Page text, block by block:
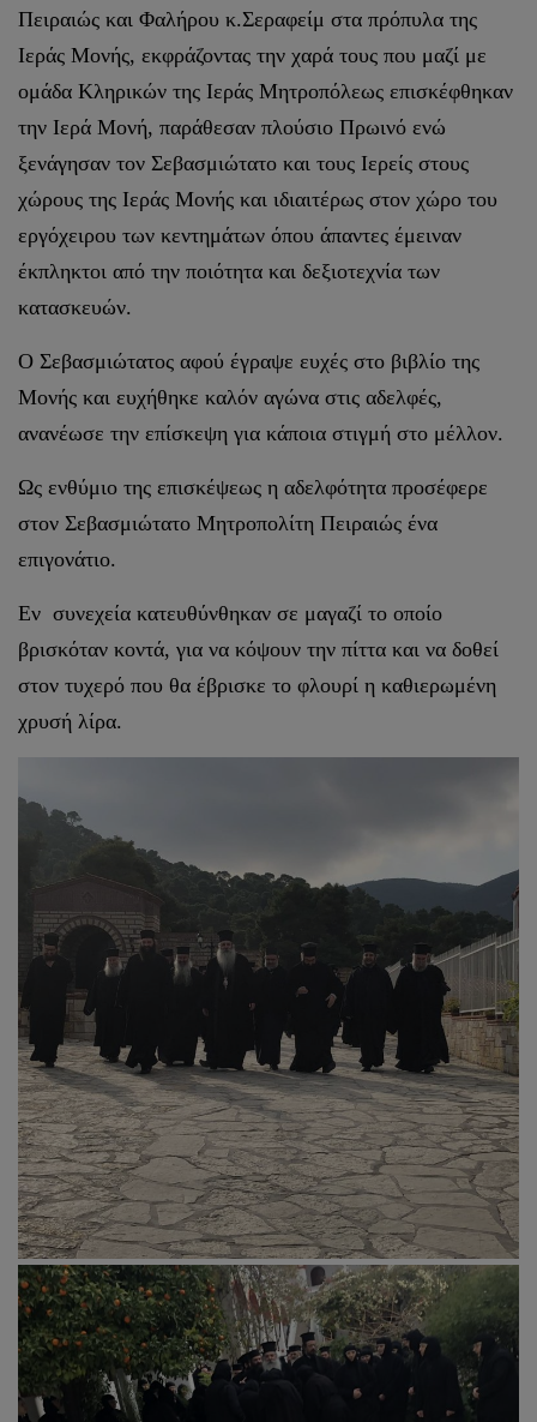
Πειραιώς και Φαλήρου κ.Σεραφείμ στα πρόπυλα της
Ιεράς Μονής, εκφράζοντας την χαρά τους που μαζί με
ομάδα Κληρικών της Ιεράς Μητροπόλεως επισκέφθηκαν
την Ιερά Μονή, παράθεσαν πλούσιο Πρωινό ενώ
ξενάγησαν τον Σεβασμιώτατο και τους Ιερείς στους
χώρους της Ιεράς Μονής και ιδιαιτέρως στον χώρο του
εργόχειρου των κεντημάτων όπου άπαντες έμειναν
έκπληκτοι από την ποιότητα και δεξιοτεχνία των
κατασκευών.
Ο Σεβασμιώτατος αφού έγραψε ευχές στο βιβλίο της
Μονής και ευχήθηκε καλόν αγώνα στις αδελφές,
ανανέωσε την επίσκεψη για κάποια στιγμή στο μέλλον.
Ως ενθύμιο της επισκέψεως η αδελφότητα προσέφερε
στον Σεβασμιώτατο Μητροπολίτη Πειραιώς ένα
επιγονάτιο.
Εν συνεχεία κατευθύνθηκαν σε μαγαζί το οποίο
βρισκόταν κοντά, για να κόψουν την πίττα και να δοθεί
στον τυχερό που θα έβρισκε το φλουρί η καθιερωμένη
χρυσή λίρα.